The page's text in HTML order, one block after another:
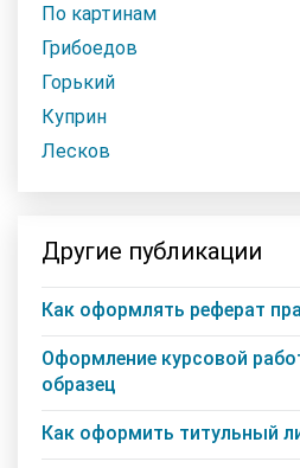
По картинам
Грибоедов
Горький
Куприн
Лесков
Другие публикации
Как оформлять реферат
Оформление курсовой
образец
Как оформить титульный